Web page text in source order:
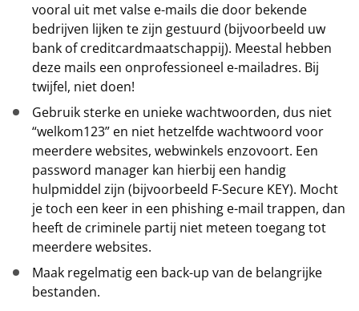
vooral uit met valse e-mails die door bekende
bedrijven lijken te zijn gestuurd (bijvoorbeeld uw
bank of creditcardmaatschappij). Meestal hebben
deze mails een onprofessioneel e-mailadres. Bij
twijfel, niet doen!
Gebruik sterke en unieke wachtwoorden, dus niet
“welkom123” en niet hetzelfde wachtwoord voor
meerdere websites, webwinkels enzovoort. Een
password manager kan hierbij een handig
hulpmiddel zijn (bijvoorbeeld F-Secure KEY). Mocht
je toch een keer in een phishing e-mail trappen, dan
heeft de criminele partij niet meteen toegang tot
meerdere websites.
Maak regelmatig een back-up van de belangrijke
bestanden.